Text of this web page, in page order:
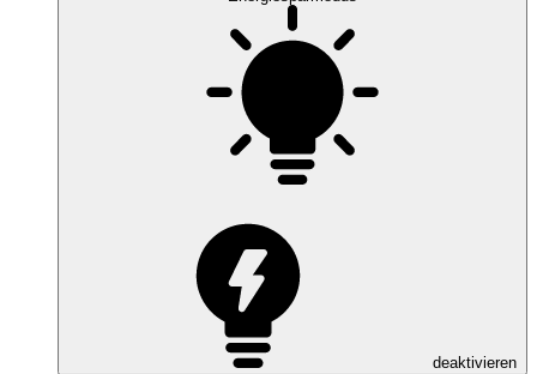
deaktivieren